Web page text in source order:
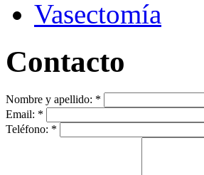
Vasectomía
Contacto
Nombre y apellido: *
Email: *
Teléfono: *